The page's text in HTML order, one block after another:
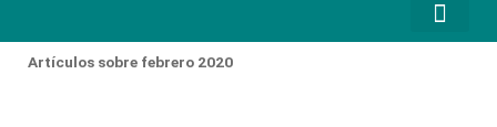
Artículos sobre febrero 2020